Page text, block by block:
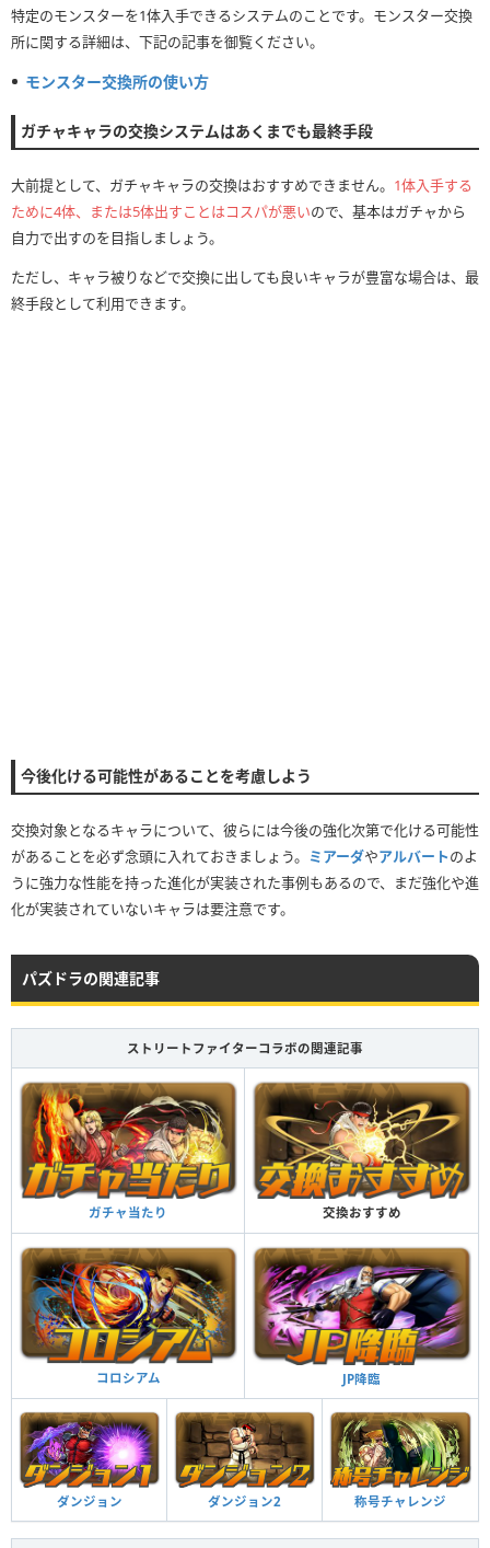
特定のモンスターを1体入手できるシステムのことです。モンスター交換
所に関する詳細は、下記の記事を御覧ください。
モンスター交換所の使い方
ガチャキャラの交換システムはあくまでも最終手段
大前提として、ガチャキャラの交換はおすすめできません。 1体入手する
ために4体、または5体出すことはコスパが悪いので、基本はガチャから
自力で出すのを目指しましょう。
ただし、キャラ被りなどで交換に出しても良いキャラが豊富な場合は、最
終手段として利用できます。
今後化ける可能性があることを考慮しよう
交換対象となるキャラについて、彼らには今後の強化次第で化ける可能性
があることを必ず念頭に入れておきましょう。 ミアーダやアルバートのよ
うに強力な性能を持った進化が実装された事例もあるので、まだ強化や進
化が実装されていないキャラは要注意です。
パズドラの関連記事
ストリートファイターコラボの関連記事
ガチャ当たり 交換おすすめ
コロシアム JP降臨
ダンジョン ダンジョン2 称号チャレンジ